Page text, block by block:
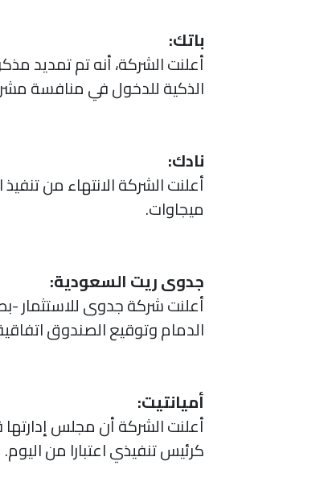
باتك:
أعلنت الشركة، أنه تم تمديد
الذكية للدخول في منافسة
نادك:
ميجاوات.
جدوى ريت السعودية:
أعلنت شركة جدوى للاستثمار -
الدمام وتوقيع الصندوق اتفاقية
أميانتيت:
أعلنت الشركة أن مجلس
كرئيس تنفيذي اعتبارا من اليوم.